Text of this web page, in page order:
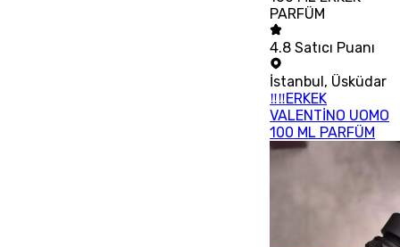
PARFÜM
4.8 Satıcı Puanı
İstanbul, Üsküdar
‼‼ERKEK
VALENTİNO UOMO
100 ML PARFÜM